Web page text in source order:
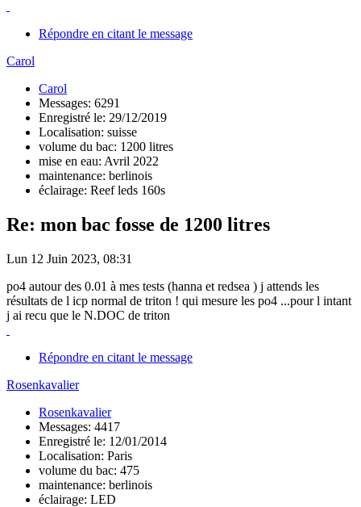
Répondre en citant le message
Carol
Carol
Messages: 6291
Enregistré le: 29/12/2019
Localisation: suisse
volume du bac: 1200 litres
mise en eau: Avril 2022
maintenance: berlinois
éclairage: Reef leds 160s
Re: mon bac fosse de 1200 litres
Lun 12 Juin 2023, 08:31
po4 autour des 0.01 à mes tests (hanna et redsea ) j attends les
résultats de l icp normal de triton ! qui mesure les po4 ...pour l intant
j ai recu que le N.DOC de triton
Répondre en citant le message
Rosenkavalier
Rosenkavalier
Messages: 4417
Enregistré le: 12/01/2014
Localisation: Paris
volume du bac: 475
maintenance: berlinois
éclairage: LED